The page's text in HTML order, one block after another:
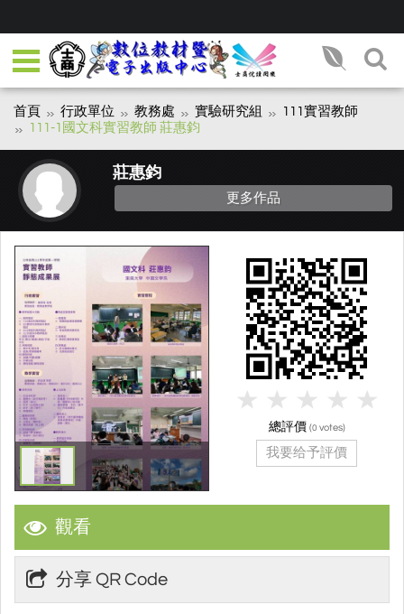
首頁 行政單位 教務處 實驗研究組
111實習教師
111-1國文科實習教師 莊惠鈞
莊惠鈞
更多作品
觀看
分享 QR Code
總評價 (0 votes)
我要给予評價